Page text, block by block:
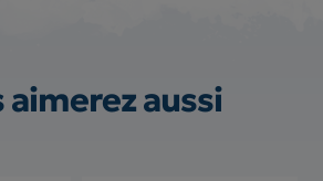
aimerez aussi